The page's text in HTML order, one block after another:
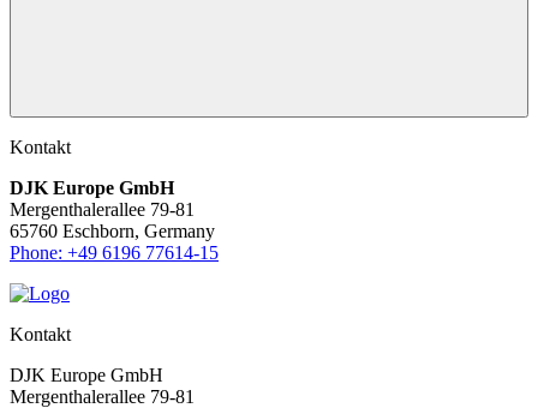
Kontakt
DJK Europe GmbH
Mergenthalerallee 79-81
65760 Eschborn, Germany
Phone: +49 6196 77614-15
Kontakt
DJK Europe GmbH
Mergenthalerallee 79-81